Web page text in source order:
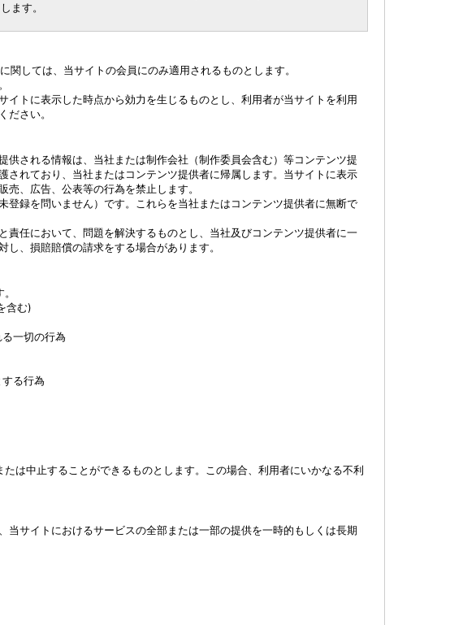
ます。
しては、当サイトの会員にのみ適用されるものとします。
トに表示した時点から効力を生じるものとし、利用者が当サイトを利用
ださい。
される情報は、当社または制作会社（制作委員会含む）等コンテンツ提
れており、当社またはコンテンツ提供者に帰属します。当サイトに表示
、広告、公表等の行為を禁止します。
録を問いません）です。これらを当社またはコンテンツ提供者に無断で
任において、問題を解決するものとし、当社及びコンテンツ提供者に一
、損賠賠償の請求をする場合があります。
含む)
一切の行為
る行為
は中止することができるものとします。この場合、利用者にいかなる不利
サイトにおけるサービスの全部または一部の提供を一時的もしくは長期